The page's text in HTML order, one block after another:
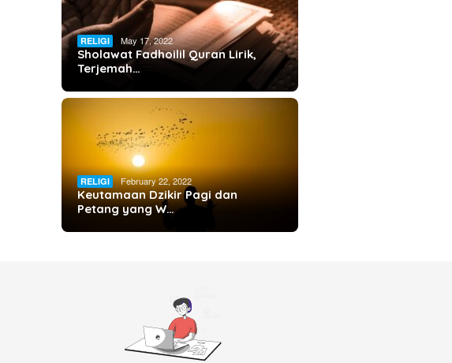
RELIGI May 17, 2022
Sholawat Fadhoilil Quran Lirik,
Terjemah…
RELIGI February 22, 2022
Keutamaan Dzikir Pagi dan
Petang yang W…